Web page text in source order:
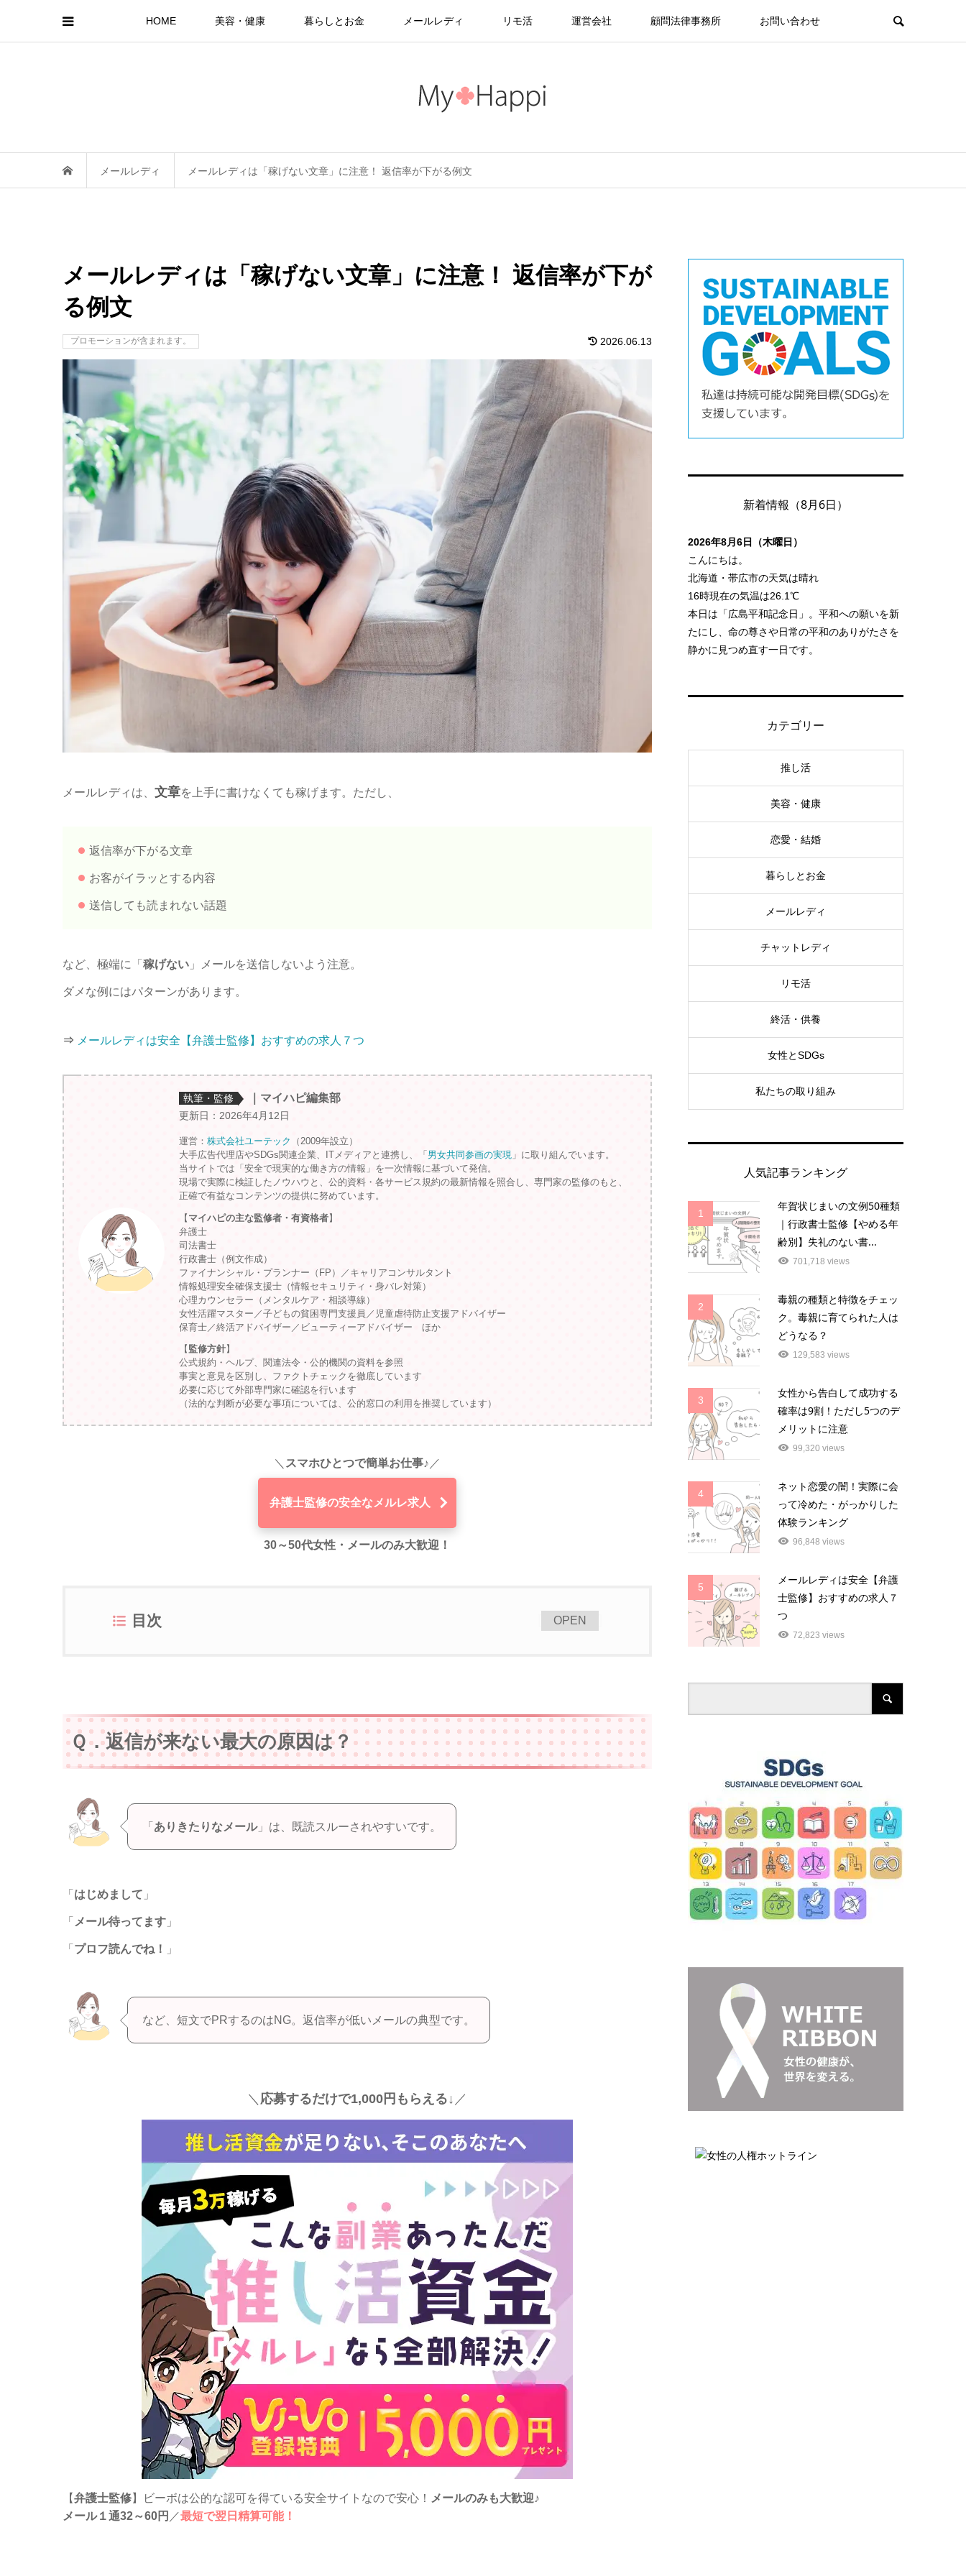
HOME 美容・健康 暮らしとお金 メールレディ リモ活 運営会社 顧問法律事務所 お問い合わせ
メールレディ メールレディは「稼げない文章」に注意！ 返信率が下がる例文
メールレディは「稼げない文章」に注意！ 返信率が下が
る例文
2026.06.13
プロモーションが含まれます。
メールレディは、 文章を上手に書けなくても稼げます。ただし、
返信率が下がる文章
お客がイラッとする内容
送信しても読まれない話題
など、極端に「 稼げない 」メールを送信しないよう注意。
ダメな例にはパターンがあります。
⇒ メールレディは安全【弁護士監修】おすすめの求人７つ
執筆・監修 ｜マイハピ編集部
更新日：2026年4月12日
運営： 株式会社ユーテック
（2009年設立）
大手広告代理店やSDGs関連企業、ITメディアと連携し、「 男女共同参画の実現 」に取り組んでいます。
当サイトでは「安全で現実的な働き方の情報」を一次情報に基づいて発信。
現場で実際に検証したノウハウと、公的資料・各サービス規約の最新情報を照合し、専門家の監修のもと、
正確で有益なコンテンツの提供に努めています。
【 マイハピの主な監修者・有資格者】
弁護士
司法書士
行政書士（例文作成）
ファイナンシャル・プランナー（FP）／キャリアコンサルタント
情報処理安全確保支援士（情報セキュリティ・身バレ対策）
心理カウンセラー（メンタルケア・相談導線）
女性活躍マスター／子どもの貧困専門支援員／児童虐待防止支援アドバイザー
保育士／終活アドバイザー／ビューティーアドバイザー ほか
【 監修方針】
公式規約・ヘルプ、関連法令・公的機関の資料を参照
事実と意見を区別し、ファクトチェックを徹底しています
必要に応じて外部専門家に確認を行います
（法的な判断が必要な事項については、公的窓口の利用を推奨しています）
＼ スマホひとつで簡単お仕事♪ ／
弁護士監修の安全なメルレ求人
30～50代女性・メールのみ大歓迎！
目次 OPEN
Ｑ．返信が来ない最大の原因は？
「 ありきたりなメール」は、既読スルーされやすいです。
「 はじめまして 」
「 メール待ってます 」
「 プロフ読んでね！ 」
など、短文でPRするのはNG。返信率が低いメールの典型です。
＼ 応募するだけで1,000円もらえる↓ ／
【弁護士監修】ビーボは公的な認可を得ている安全サイトなので安心！ メールのみも大歓迎♪
メール１通32～60円 ／最短で翌日精算可能！
新着情報（8月6日）
2026年8月6日（木曜日）
こんにちは。
北海道・帯広市の天気は晴れ
16時現在の気温は26.1℃
本日は「広島平和記念日」。平和への願いを新
たにし、命の尊さや日常の平和のありがたさを
静かに見つめ直す一日です。
カテゴリー
推し活
美容・健康
恋愛・結婚
暮らしとお金
メールレディ
チャットレディ
リモ活
終活・供養
女性とSDGs
私たちの取り組み
人気記事ランキング
1
年賀状じまいの文例50種類
｜行政書士監修【やめる年
齢別】失礼のない書...
701,718 views
2
毒親の種類と特徴をチェッ
ク。毒親に育てられた人は
どうなる？
129,583 views
3
女性から告白して成功する
確率は9割！ただし5つのデ
メリットに注意
99,320 views
4
ネット恋愛の闇！実際に会
って冷めた・がっかりした
体験ランキング
96,848 views
5
メールレディは安全【弁護
士監修】おすすめの求人７
つ
72,823 views